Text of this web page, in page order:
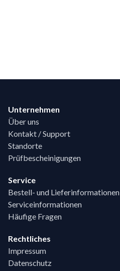
Unternehmen
Über uns
Kontakt / Support
Standorte
Prüfbescheinigungen
Service
Bestell- und Lieferinformationen
Serviceinformationen
Häufige Fragen
Rechtliches
Impressum
Datenschutz